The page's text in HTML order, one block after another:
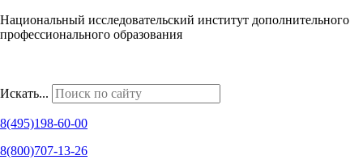
Национальный исследовательский институт дополнительного
профессионального образования
Искать...
8(495)198-60-00
8(800)707-13-26